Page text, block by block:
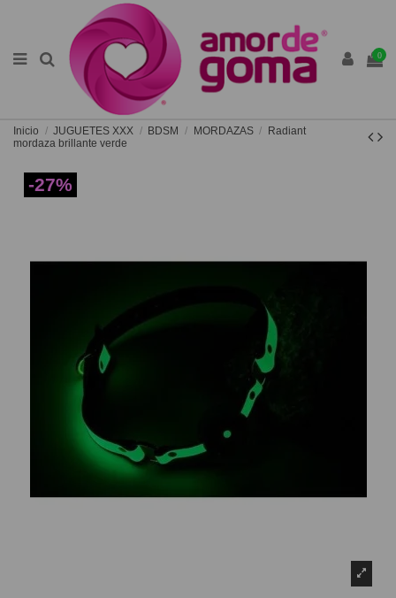
0
Inicio JUGUETES XXX BDSM MORDAZAS
Radiant
mordaza brillante verde
-27%